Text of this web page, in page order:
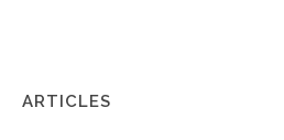
ARTICLES